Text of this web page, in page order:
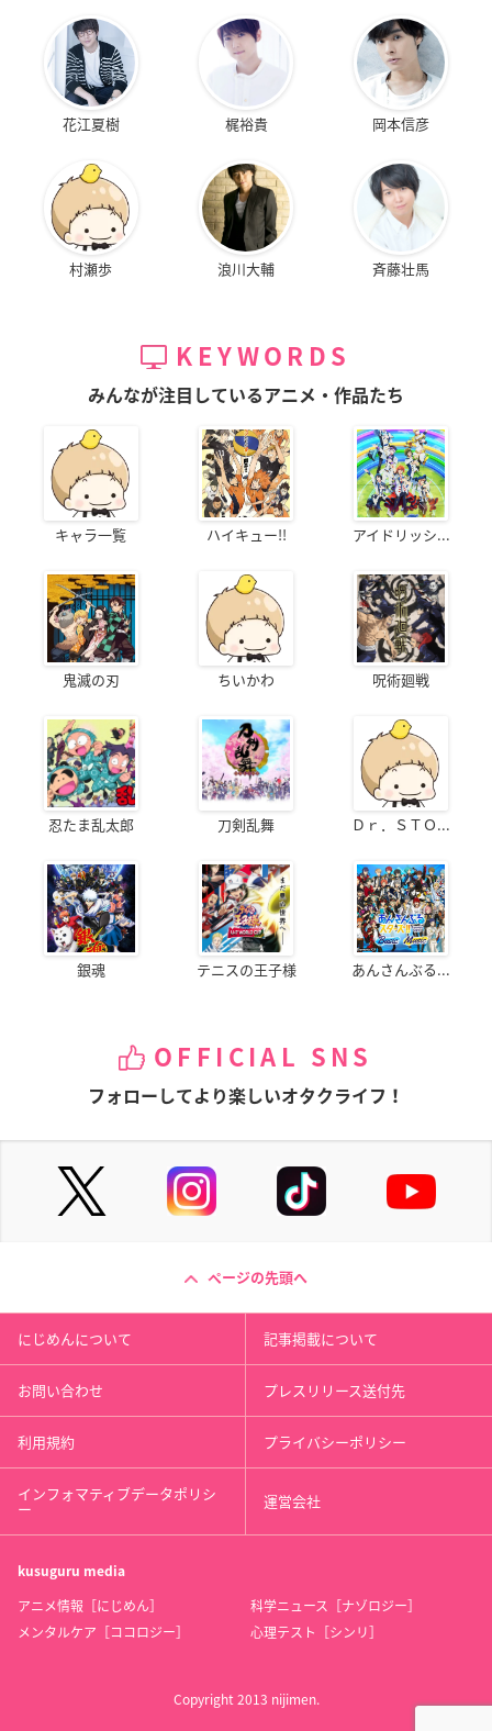
花江夏樹 梶裕貴 岡本信彦
村瀬歩 浪川大輔 斉藤壮馬
KEYWORDS
みんなが注目しているアニメ・作品たち
キャラ一覧 ハイキュー!! アイドリッシ...
鬼滅の刃 ちいかわ 呪術廻戦
忍たま乱太郎 刀剣乱舞 Ｄｒ．ＳＴＯ...
銀魂 テニスの王子様 あんさんぶる...
OFFICIAL SNS
フォローしてより楽しいオタクライフ！
ページの先頭へ
にじめんについて 記事掲載について
お問い合わせ プレスリリース送付先
利用規約 プライバシーポリシー
インフォマティブデータポリシ
ー 運営会社
kusuguru media
アニメ情報［にじめん］
科学ニュース［ナゾロジー］
メンタルケア［ココロジー］
心理テスト［シンリ］
Copyright 2013 nijimen.